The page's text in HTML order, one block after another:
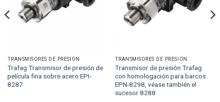
TRANSMISORES DE PRESIÓN
Trafag Transmisor de presión de
película fina sobre acero EPI-
8287
TRANSMISORES DE PRESIÓN
Transmisor de presión Trafag
con homologación para barcos
EPN-8298, véase también el
sucesor 8288